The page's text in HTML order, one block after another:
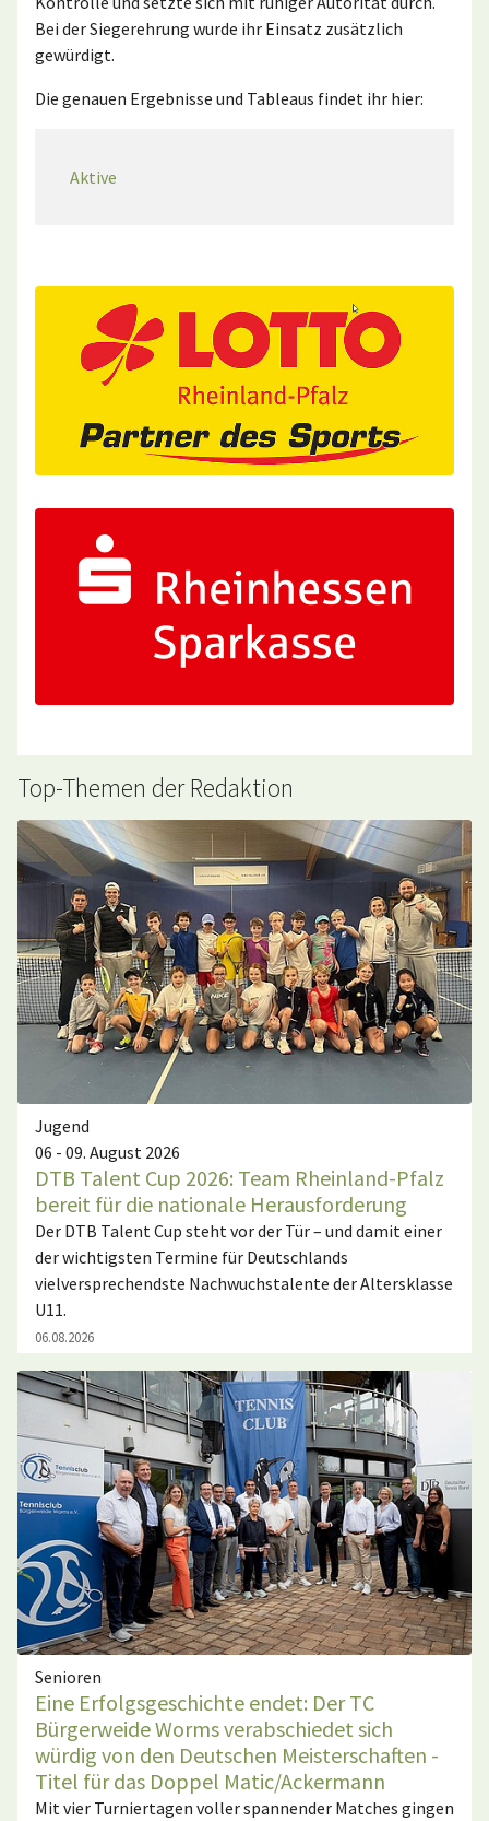
Bei der Siegerehrung wurde ihr Einsatz zusätzlich
gewürdigt.
Die genauen Ergebnisse und Tableaus findet ihr hier:
Aktive
Top-Themen der Redaktion
Jugend
06 - 09. August 2026
DTB Talent Cup 2026: Team Rheinland-Pfalz
bereit für die nationale Herausforderung
Der DTB Talent Cup steht vor der Tür – und damit einer
der wichtigsten Termine für Deutschlands
vielversprechendste Nachwuchstalente der Altersklasse
U11.
06.08.2026
Senioren
Eine Erfolgsgeschichte endet: Der TC
Bürgerweide Worms verabschiedet sich
würdig von den Deutschen Meisterschaften -
Titel für das Doppel Matic/Ackermann
Mit vier Turniertagen voller spannender Matches gingen